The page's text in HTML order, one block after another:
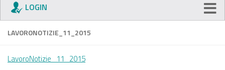
LOGIN
LAVORONOTIZIE_11_2015
LavoroNotizie_11_2015